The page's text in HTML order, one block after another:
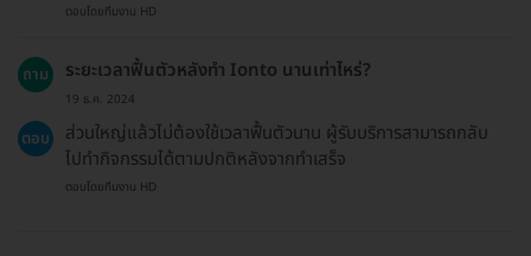
ตอบโดยทีมงาน HD
ถาม ระยะเวลาฟื้นตัวหลังทำ Ionto นานเท่าไหร่?
19 ธ.ค. 2024
ตอบ
ส่วนใหญ่แล้วไม่ต้องใช้เวลาฟื้นตัวนาน ผู้รับบริการสามารถกลับ
ไปทำกิจกรรมได้ตามปกติหลังจากทำเสร็จ
ตอบโดยทีมงาน HD